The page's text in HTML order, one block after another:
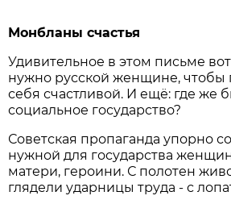
Монбланы счастья
Удивительное в этом письме
нужно русской женщине, чтобы
себя счастливой. И ещё: где же
социальное государство?
Советская пропаганда упорно
нужной для государства
матери, героини. С полотен
глядели ударницы труда - с